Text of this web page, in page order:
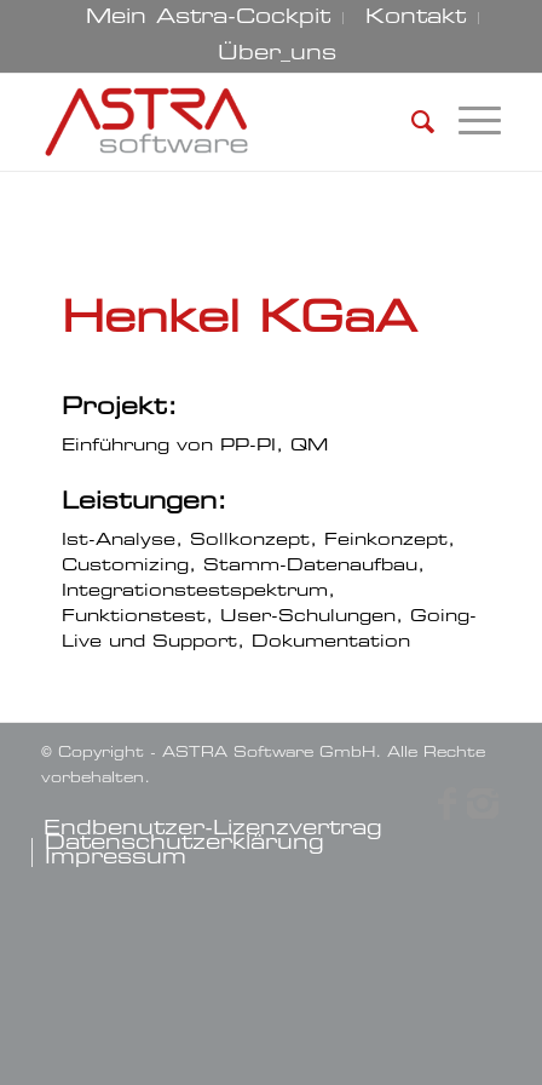
Mein Astra-Cockpit
Kontakt
Über_uns
Henkel KGaA
Projekt:
Einführung von PP-PI, QM
Leistungen:
Ist-Analyse, Sollkonzept, Feinkonzept,
Customizing, Stamm-Datenaufbau,
Integrationstestspektrum,
Funktionstest, User-Schulungen, Going-
Live und Support, Dokumentation
© Copyright - ASTRA Software GmbH. Alle Rechte
vorbehalten.
Endbenutzer-Lizenzvertrag
Datenschutzerklärung
Impressum